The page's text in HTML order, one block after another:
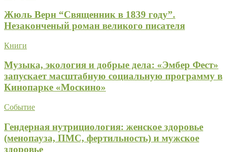
Жюль Верн “Священник в 1839 году”.
Незаконченый роман великого писателя
Книги
Музыка, экология и добрые дела: «Эмбер Фест»
запускает масштабную социальную программу в
Кинопарке «Москино»
Событие
Гендерная нутрициология: женское здоровье
(менопауза, ПМС, фертильность) и мужское
здоровье